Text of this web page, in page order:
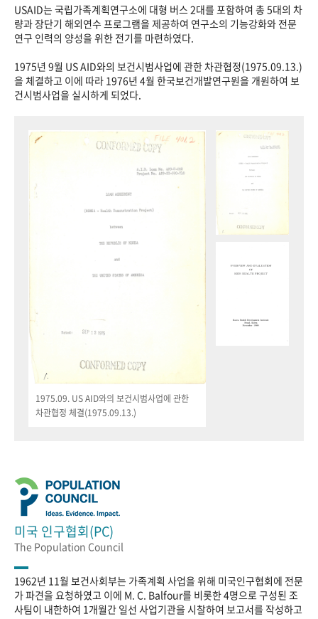
USAID는 국립가족계획연구소에 대형 버스 2대를 포함하여 총 5대의 차
량과 장단기 해외연수 프로그램을 제공하여 연구소의 기능강화와 전문
연구 인력의 양성을 위한 전기를 마련하였다.
1975년 9월 US AID와의 보건시범사업에 관한 차관협정(1975.09.13.)
을 체결하고 이에 따라 1976년 4월 한국보건개발연구원을 개원하여 보
건시범사업을 실시하게 되었다.
1975.09. US AID와의 보건시범사업에 관한
차관협정 체결(1975.09.13.)
미국 인구협회(PC)
The Population Council
1962년 11월 보건사회부는 가족계획 사업을 위해 미국인구협회에 전문
가 파견을 요청하였고 이에 M. C. Balfour를 비롯한 4명으로 구성된 조
사팀이 내한하여 1개월간 일선 사업기관을 시찰하여 보고서를 작성하고